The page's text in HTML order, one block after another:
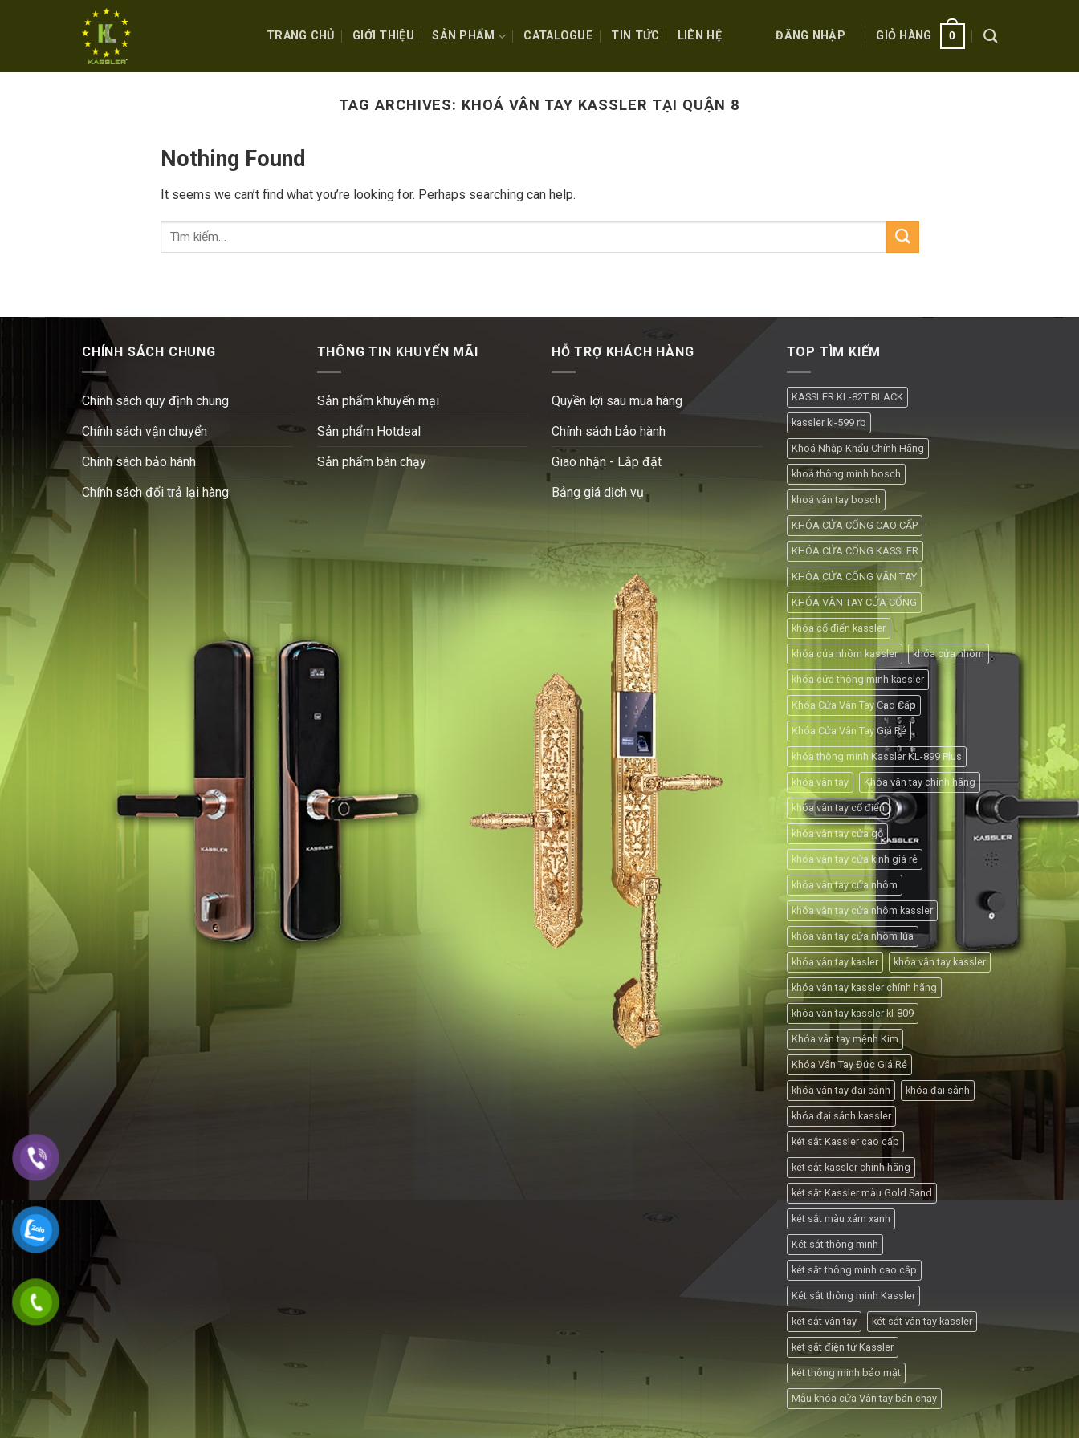
TRANG CHỦ GIỚI THIỆU SẢN PHẨM CATALOGUE TIN TỨC LIÊN HỆ ĐĂNG NHẬP GIỎ HÀNG 0
TAG ARCHIVES: KHOÁ VÂN TAY KASSLER TẠI QUẬN 8
Nothing Found
It seems we can’t find what you’re looking for. Perhaps searching can help.
CHÍNH SÁCH CHUNG
Chính sách quy định chung
Chính sách vận chuyển
Chính sách bảo hành
Chính sách đổi trả lại hàng
THÔNG TIN KHUYẾN MÃI
Sản phẩm khuyến mại
Sản phẩm Hotdeal
Sản phẩm bán chạy
HỖ TRỢ KHÁCH HÀNG
Quyền lợi sau mua hàng
Chính sách bảo hành
Giao nhận - Lắp đặt
Bảng giá dịch vụ
TOP TÌM KIẾM
KASSLER KL-82T BLACK
kassler kl-599 rb
Khoá Nhập Khẩu Chính Hãng
khoá thông minh bosch
khoá vân tay bosch
KHÓA CỬA CỔNG CAO CẤP
KHÓA CỬA CỔNG KASSLER
KHÓA CỬA CỔNG VÂN TAY
KHÓA VÂN TAY CỬA CỔNG
khóa cổ điển kassler
khóa của nhôm kassler khóa cửa nhôm
khóa cửa thông minh kassler
Khóa Cửa Vân Tay Cao Cấp
Khóa Cửa Vân Tay Giá Rẻ
khóa thông minh Kassler KL-899 Plus
khóa vân tay Khóa vân tay chính hãng
khóa vân tay cổ điển
khóa vân tay cửa gỗ
khóa vân tay cửa kính giá rẻ
khóa vân tay cửa nhôm
khóa vân tay cửa nhôm kassler
khóa vân tay cửa nhôm lùa
khóa vân tay kasler khóa vân tay kassler
khóa vân tay kassler chính hãng
khóa vân tay kassler kl-809
Khóa vân tay mệnh Kim
Khóa Vân Tay Đức Giá Rẻ
khóa vân tay đại sảnh khóa đại sảnh
khóa đại sảnh kassler
két sắt Kassler cao cấp
két sắt kassler chính hãng
két sắt Kassler màu Gold Sand
két sắt màu xám xanh
Két sắt thông minh
két sắt thông minh cao cấp
Két sắt thông minh Kassler
két sắt vân tay két sắt vân tay kassler
két sắt điện tử Kassler
két thông minh bảo mật
Mẫu khóa cửa Vân tay bán chạy